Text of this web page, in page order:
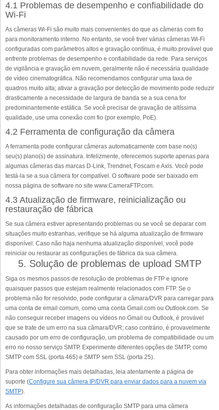
4.1 Problemas de desempenho e confiabilidade do
Wi-Fi
As câmeras Wi-Fi são muito mais convenientes do que as câmeras com fio
para monitoramento interno. No entanto, se você tiver várias câmeras Wi-Fi
configuradas com parâmetros altos e gravação contínua, é muito provável que
enfrente problemas de desempenho e confiabilidade da rede. Para serviços
de vigilância e gravação em nuvem, geralmente não é necessária qualidade
de vídeo cinematográfica. Não recomendamos configurar uma taxa de
quadros muito alta; ativar a gravação por detecção de movimento pode reduzir
drasticamente a necessidade de largura de banda se a sua cena for
predominantemente estática. Se você precisar de gravação de altíssima
qualidade, use uma conexão com fio (por exemplo, PoE).
4.2 Ferramenta de configuração da câmera
A ferramenta pode configurar câmeras automaticamente com base no(s)
seu(s) plano(s) de assinatura. Infelizmente, oferecemos suporte apenas para
algumas câmeras das marcas D-Link, Trendnet, Foscam e Axis. Você pode
testá-la se a sua câmera for compatível. O software pode ser baixado em
nossa página de software no site www.CameraFTP.com.
4.3 Atualização de firmware, reinicialização ou
restauração de fábrica
Se sua câmera estiver apresentando problemas ou se você se deparar com
situações muito estranhas, verifique se há alguma atualização de firmware
disponível. Caso não haja nenhuma atualização disponível, você pode
reiniciar ou restaurar as configurações de fábrica da sua câmera.
5. Solução de problemas de upload SMTP
Siga os mesmos passos de resolução de problemas de FTP e ignore
quaisquer passos que estejam realmente relacionados com FTP. Se o
problema não for resolvido, pode configurar a câmara/DVR para carregar para
uma conta de email comum, como uma conta Gmail.com ou Outlook.com. Se
não conseguir receber imagens ou vídeos no Gmail ou Outlook, é provável
que se trate de um erro na sua câmara/DVR; caso contrário, é provavelmente
causado por um erro de configuração, um problema de compatibilidade ou um
erro no nosso serviço SMTP. Experimente diferentes opções de SMTP, como
SMTP com SSL (porta 465) e SMTP sem SSL (porta 25).
Para obter informações mais detalhadas, leia atentamente a página de
suporte (Configure sua câmera IP/DVR para enviar dados para a nuvem via
SMTP).
As informações detalhadas de configuração SMTP para uma câmera